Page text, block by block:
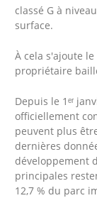
classé G à
surface.
À cela s'ajoute
propriétaire
Depuis le 1ᵉʳ
officiellement
peuvent plus
dernières
développement
principales
12,7 % du parc